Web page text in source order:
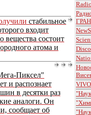
стабильное
входит
вещества состоит
атома и
Пиксел"
и распознает
в десятки раз
аналоги. Он
сообщает об